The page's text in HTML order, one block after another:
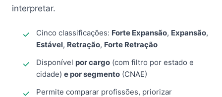
interpretar.
Cinco classificações: Forte Expansão, Expansão,
Estável, Retração, Forte Retração
Disponível por cargo (com filtro por estado e
cidade) e por segmento (CNAE)
Permite comparar profissões, priorizar